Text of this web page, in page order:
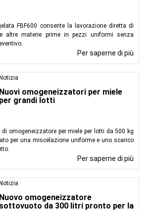
FBF600 consente la lavorazione diretta di
altre materie prime in pezzi uniformi senza
Per saperne di più
Nuovi omogeneizzatori per miele
per grandi lotti
omogeneizzatore per miele per lotti da 500 kg
per una miscelazione uniforme e uno scarico
Per saperne di più
Nuovo omogeneizzatore
sottovuoto da 300 litri pronto per la